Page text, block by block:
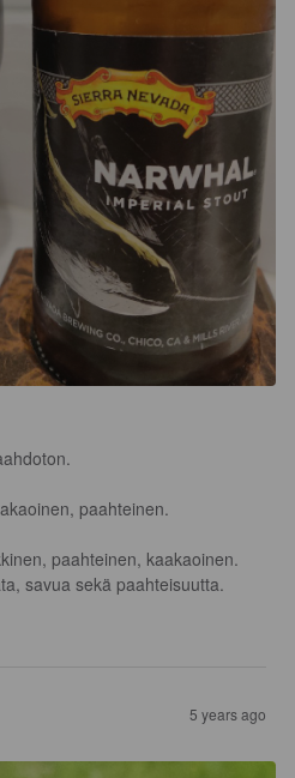
paahteinen.
paahteinen, kaakaoinen.
savua sekä paahteisuutta.
5 years ago